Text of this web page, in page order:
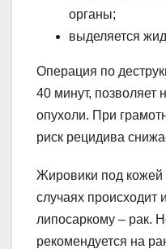
органы;
выделяется
Операция по
40 минут, позволяет
опухоли. При
риск рецидива
Жировики под
случаях происходит
липосаркому – рак.
рекомендуется на